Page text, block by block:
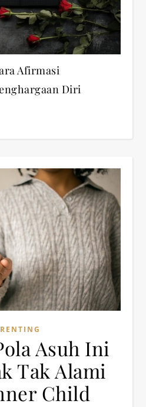
Afirmasi
Diri
Asuh Ini
Tak Alami
Child